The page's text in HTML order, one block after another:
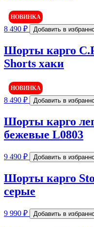
НОВИНКА
8 490 ₽ Добавить в
Шорты карго
Shorts хаки
НОВИНКА
8 490 ₽ Добавить в
Шорты карго
бежевые L0803
9 490 ₽ Добавить в
Шорты карго
серые
9 990 ₽ Добавить в